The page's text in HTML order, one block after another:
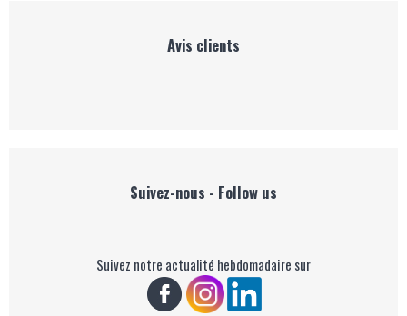
Avis clients
Suivez-nous - Follow us
Suivez notre actualité hebdomadaire sur